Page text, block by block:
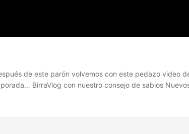
de este parón volvemos con este pedazo video
BirraVlog con nuestro consejo de sabios
cosas curiosas Agendicas de los distintos